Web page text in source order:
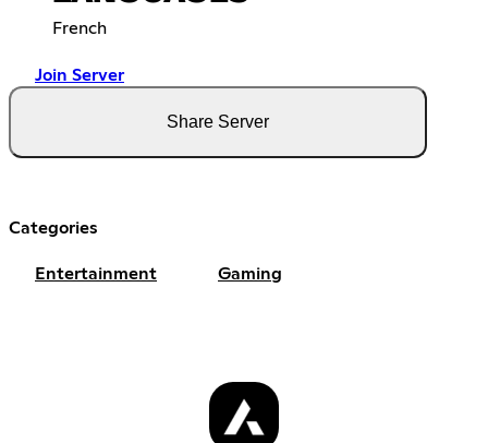
French
Join Server
Share Server
Categories
Entertainment Gaming